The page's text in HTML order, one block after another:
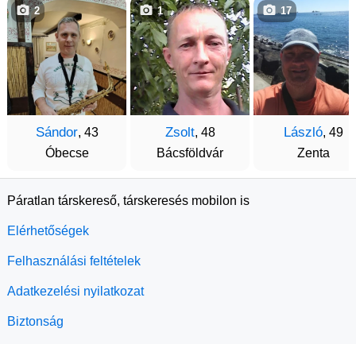
Sándor, 43
Óbecse
2
Zsolt, 48
Bácsföldvár
1
László, 49
Zenta
17
Páratlan társkereső, társkeresés mobilon is
Elérhetőségek
Felhasználási feltételek
Adatkezelési nyilatkozat
Biztonság